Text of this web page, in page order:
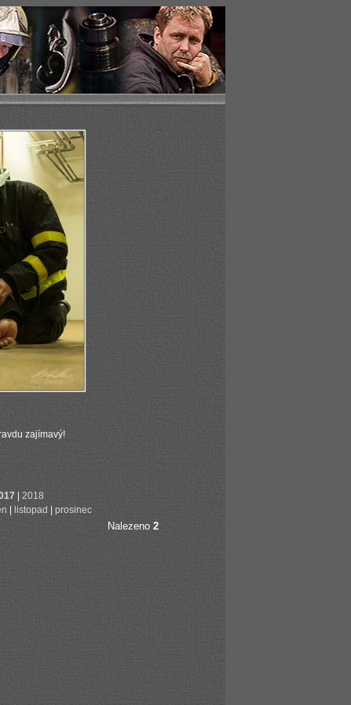
zajímavý!
2018
listopad prosinec
Nalezeno 2